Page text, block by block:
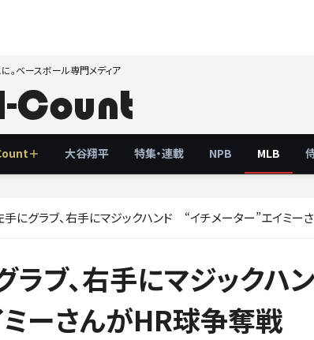
。ベースボール専門メディア
＋ 大谷翔平 特集・連載 NPB MLB
手にグラブ、右手にマジックハンド “イチメーター”エイミー
ラブ、右手にマジック
ーさんがHR球争奪戦